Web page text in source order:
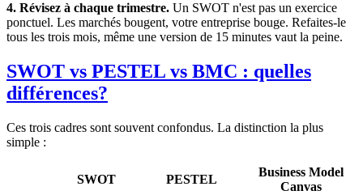
4. Révisez à chaque trimestre. Un SWOT n'est pas un exercice
ponctuel. Les marchés bougent, votre entreprise bouge. Refaites-le
tous les trois mois, même une version de 15 minutes vaut la peine.
SWOT vs PESTEL vs BMC : quelles
différences?
Ces trois cadres sont souvent confondus. La distinction la plus
simple :
SWOT PESTEL
Business Model
Canvas